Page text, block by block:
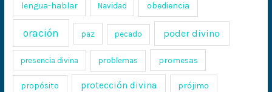
lengua-hablar Navidad obediencia
oración paz pecado poder divino
presencia divina problemas promesas
propósito protección divina prójimo